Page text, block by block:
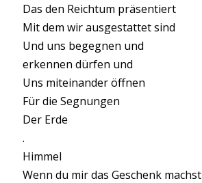
Das den Reichtum präsentiert
Mit dem wir ausgestattet sind
Und uns begegnen und
erkennen dürfen und
Uns miteinander öffnen
Für die Segnungen
Der Erde
.
Himmel
Wenn du mir das Geschenk machst